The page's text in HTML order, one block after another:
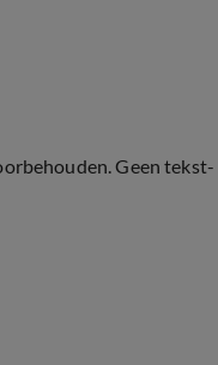
Geen tekst-